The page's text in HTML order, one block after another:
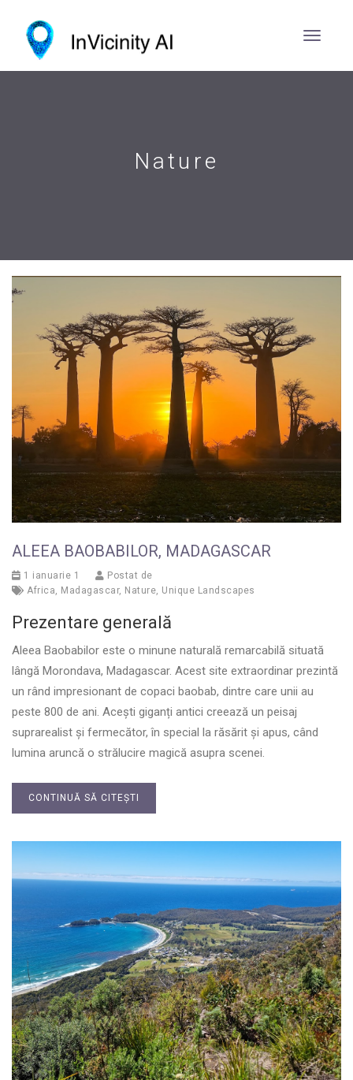
Nature
ALEEA BAOBABILOR, MADAGASCAR
1 ianuarie 1
Postat de
Africa, Madagascar, Nature, Unique Landscapes
Prezentare generală
Aleea Baobabilor este o minune naturală remarcabilă situată
lângă Morondava, Madagascar. Acest site extraordinar prezintă
un rând impresionant de copaci baobab, dintre care unii au
peste 800 de ani. Acești giganți antici creează un peisaj
suprarealist și fermecător, în special la răsărit și apus, când
lumina aruncă o strălucire magică asupra scenei.
CONTINUĂ SĂ CITEȘTI